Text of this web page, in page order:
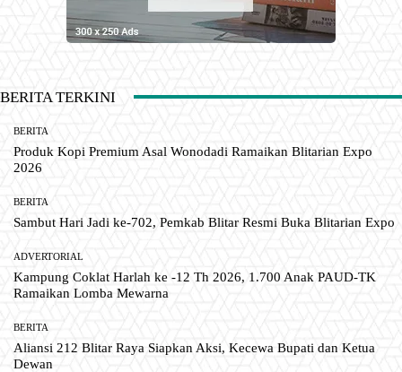
BERITA TERKINI
BERITA
Produk Kopi Premium Asal Wonodadi Ramaikan Blitarian Expo
2026
BERITA
Sambut Hari Jadi ke-702, Pemkab Blitar Resmi Buka Blitarian Expo
ADVERTORIAL
Kampung Coklat Harlah ke -12 Th 2026, 1.700 Anak PAUD-TK
Ramaikan Lomba Mewarna
BERITA
Aliansi 212 Blitar Raya Siapkan Aksi, Kecewa Bupati dan Ketua
Dewan